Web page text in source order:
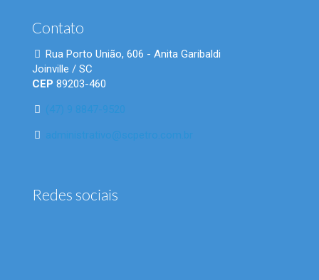
Contato
Rua Porto União, 606 - Anita Garibaldi
Joinville / SC
CEP 89203-460
(47) 9 8847-9520
administrativo@scpetro.com.br
Redes sociais